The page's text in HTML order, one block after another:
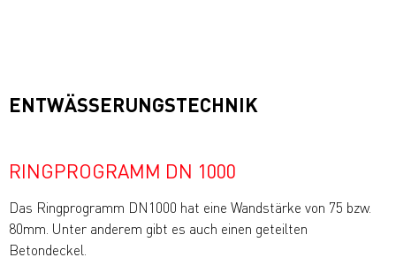
ENTWÄSSERUNGSTECHNIK
RINGPROGRAMM DN 1000
Das Ringprogramm DN1000 hat eine Wandstärke von 75 bzw.
80mm. Unter anderem gibt es auch einen geteilten
Betondeckel.